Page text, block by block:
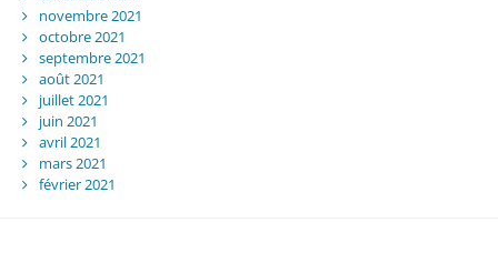
novembre 2021
octobre 2021
septembre 2021
août 2021
juillet 2021
juin 2021
avril 2021
mars 2021
février 2021